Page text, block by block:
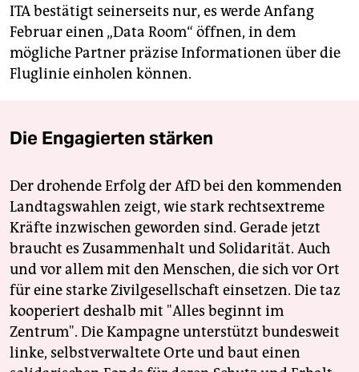
ITA bestätigt seinerseits nur, es werde Anfang
Februar einen „Data Room“ öffnen, in dem
mögliche Partner präzise Informationen über die
Fluglinie einholen können.
Die Engagierten stärken
Der drohende Erfolg der AfD bei den kommenden
Landtagswahlen zeigt, wie stark rechtsextreme
Kräfte inzwischen geworden sind. Gerade jetzt
braucht es Zusammenhalt und Solidarität. Auch
und vor allem mit den Menschen, die sich vor Ort
für eine starke Zivilgesellschaft einsetzen. Die taz
kooperiert deshalb mit "Alles beginnt im
Zentrum". Die Kampagne unterstützt bundesweit
linke, selbstverwaltete Orte und baut einen